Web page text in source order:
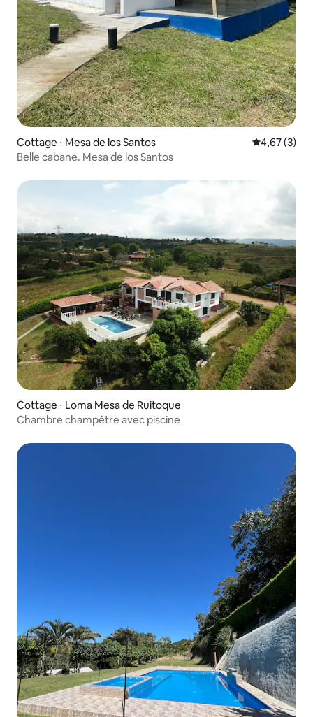
Cottage ⋅ Mesa de los Santos Évaluation
4,67 (3)
Belle cabane. Mesa de los Santos
Cottage ⋅ Loma Mesa de Ruitoque
Chambre champêtre avec piscine